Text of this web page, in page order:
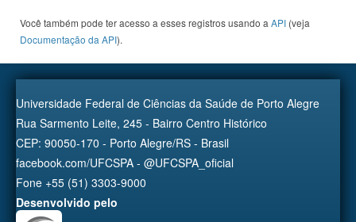
Você também pode ter acesso a esses registros usando a API (veja
Documentação da API).
Universidade Federal de Ciências da Saúde de Porto Alegre
Rua Sarmento Leite, 245 - Bairro Centro Histórico
CEP: 90050-170 - Porto Alegre/RS - Brasil
facebook.com/UFCSPA - @UFCSPA_oficial
Fone +55 (51) 3303-9000
Desenvolvido pelo